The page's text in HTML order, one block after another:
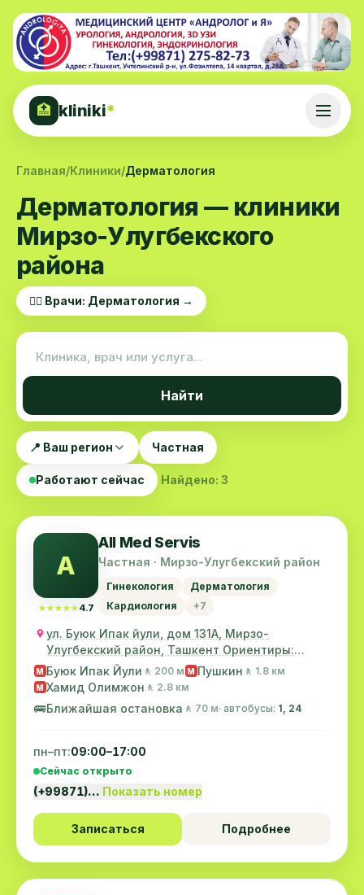
🏥 kliniki*
Главная/Клиники/Дерматология
Дерматология — клиники
Мирзо-Улугбекского
района
👨‍⚕️ Врачи: Дерматология →
Найти
📍 Ваш регион Частная
Работают сейчас Найдено: 3
A
★★★★★
★★★★★ 4.7
All Med Servis
Частная · Мирзо-Улугбекский район
Гинекология
Дерматология
Кардиология
+7
ул. Буюк Ипак йули, дом 131А, Мирзо-
Улугбекский район, Ташкент Ориентиры:
магазин ковров "...
M Буюк Ипак Йули 🚶 200 м M Пушкин 🚶 1.8 км
M Хамид Олимжон 🚶 2.8 км
🚌Ближайшая остановка 🚶 70 м· автобусы: 1, 24
пн–пт:09:00–17:00
Сейчас открыто
(+99871)… Показать номер
Записаться Подробнее